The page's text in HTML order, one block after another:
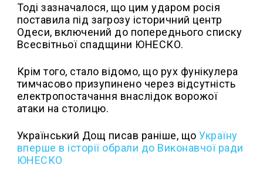
Тоді зазначалося, що цим ударом росія
поставила під загрозу історичний центр
Одеси, включений до попереднього списку
Всесвітньої спадщини ЮНЕСКО.
Крім того, стало відомо, що рух фунікулера
тимчасово призупинено через відсутність
електропостачання внаслідок ворожої
атаки на столицю.
Український Дощ писав раніше, щоУкраїну
вперше в історії обрали до Виконавчої ради
ЮНЕСКО